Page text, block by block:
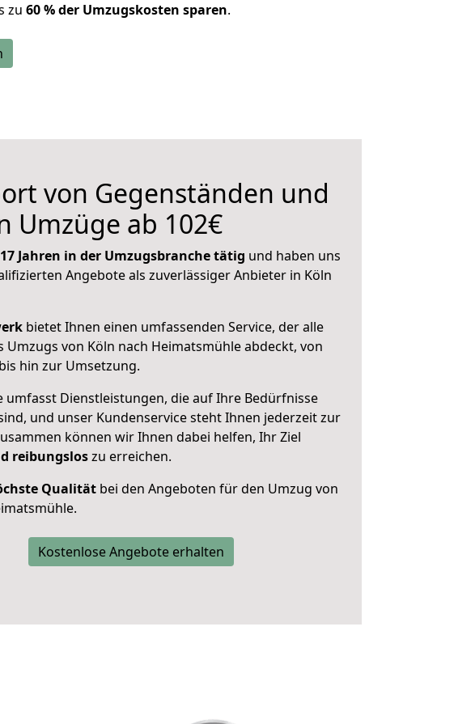
zu 60 % der Umzugskosten sparen.
von Gegenständen und
Umzüge ab 102€
Jahren in der Umzugsbranche tätig und haben uns
Angebote als zuverlässiger Anbieter in Köln
bietet Ihnen einen umfassenden Service, der alle
Umzugs von Köln nach Heimatsmühle abdeckt, von
hin zur Umsetzung.
umfasst Dienstleistungen, die auf Ihre Bedürfnisse
und unser Kundenservice steht Ihnen jederzeit zur
können wir Ihnen dabei helfen, Ihr Ziel
reibungsloszu erreichen.
Qualität bei den Angeboten für den Umzug von
Kostenlose Angebote erhalten